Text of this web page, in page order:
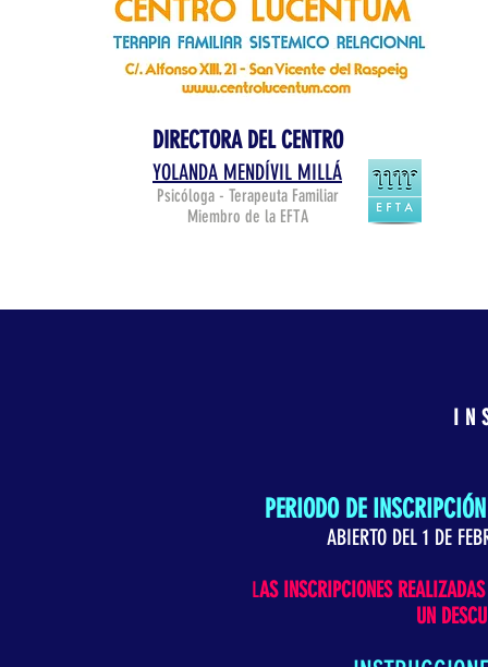
DIRECTORA DEL CENTRO
YOLANDA MENDÍVIL MILLÁ
Psicóloga - Terapeuta Familiar
Miembro de la EFTA
PERIODO DE
ABIERTO DEL 1 DE
LAS INSCRIPCIONES
UN